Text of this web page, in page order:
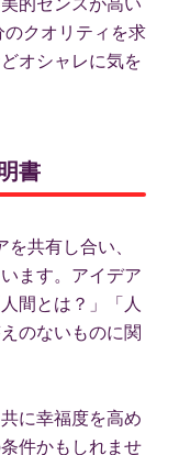
のクオリティを求
オシャレに気を
書
共有し合い、
ます。アイデア
間とは？」「人
のないものに関
に幸福度を高め
件かもしれませ